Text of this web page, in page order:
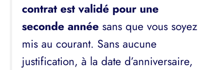
contrat est validé pour une
seconde année sans que vous soyez
mis au courant. Sans aucune
justification, à la date d’anniversaire,